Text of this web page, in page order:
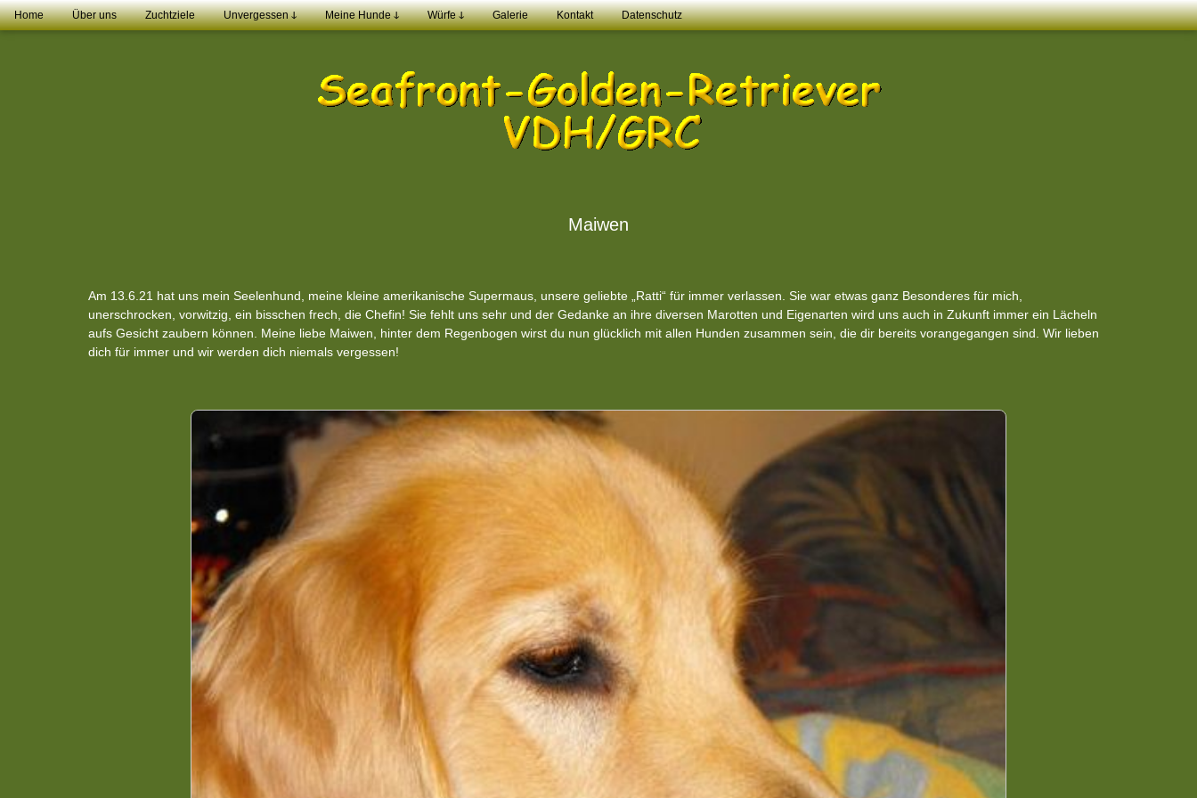
Home Über uns Zuchtziele Unvergessen ↆ Meine Hunde ↆ Würfe ↆ Galerie Kontakt Datenschutz
Maiwen
Am 13.6.21 hat uns mein Seelenhund, meine kleine amerikanische Supermaus, unsere geliebte „Ratti“ für immer verlassen. Sie war etwas ganz Besonderes für mich,
unerschrocken, vorwitzig, ein bisschen frech, die Chefin! Sie fehlt uns sehr und der Gedanke an ihre diversen Marotten und Eigenarten wird uns auch in Zukunft immer ein Lächeln
aufs Gesicht zaubern können. Meine liebe Maiwen, hinter dem Regenbogen wirst du nun glücklich mit allen Hunden zusammen sein, die dir bereits vorangegangen sind. Wir lieben
dich für immer und wir werden dich niemals vergessen!